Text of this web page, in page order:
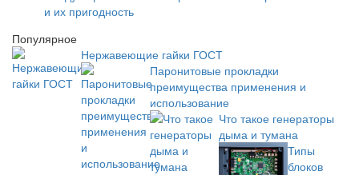
и их пригодность
Популярное
Нержавеющие гайки ГОСТ
Паронитовые прокладки
преимущества применения и
использование
Что такое генераторы
дыма и тумана
Типы
блоков